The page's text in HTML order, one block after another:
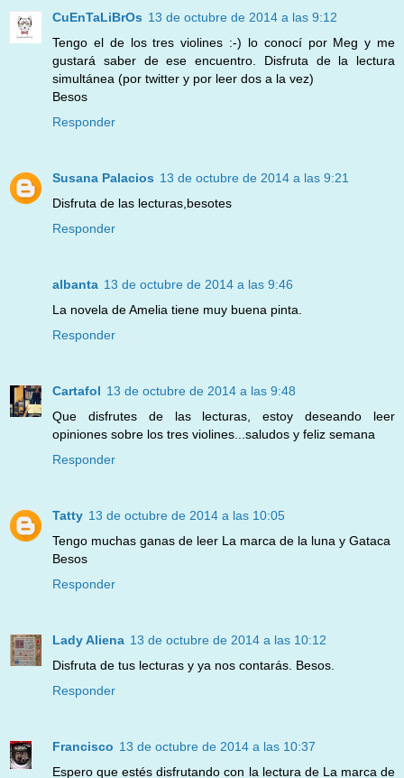
CuEnTaLiBrOs 13 de octubre de 2014 a las 9:12
Tengo el de los tres violines :-) lo conocí por Meg y me
gustará saber de ese encuentro. Disfruta de la lectura
simultánea (por twitter y por leer dos a la vez)
Besos
Responder
Susana Palacios 13 de octubre de 2014 a las 9:21
Disfruta de las lecturas,besotes
Responder
albanta 13 de octubre de 2014 a las 9:46
La novela de Amelia tiene muy buena pinta.
Responder
Cartafol 13 de octubre de 2014 a las 9:48
Que disfrutes de las lecturas, estoy deseando leer
opiniones sobre los tres violines...saludos y feliz semana
Responder
Tatty 13 de octubre de 2014 a las 10:05
Tengo muchas ganas de leer La marca de la luna y Gataca
Besos
Responder
Lady Aliena 13 de octubre de 2014 a las 10:12
Disfruta de tus lecturas y ya nos contarás. Besos.
Responder
Francisco 13 de octubre de 2014 a las 10:37
Espero que estés disfrutando con la lectura de La marca de